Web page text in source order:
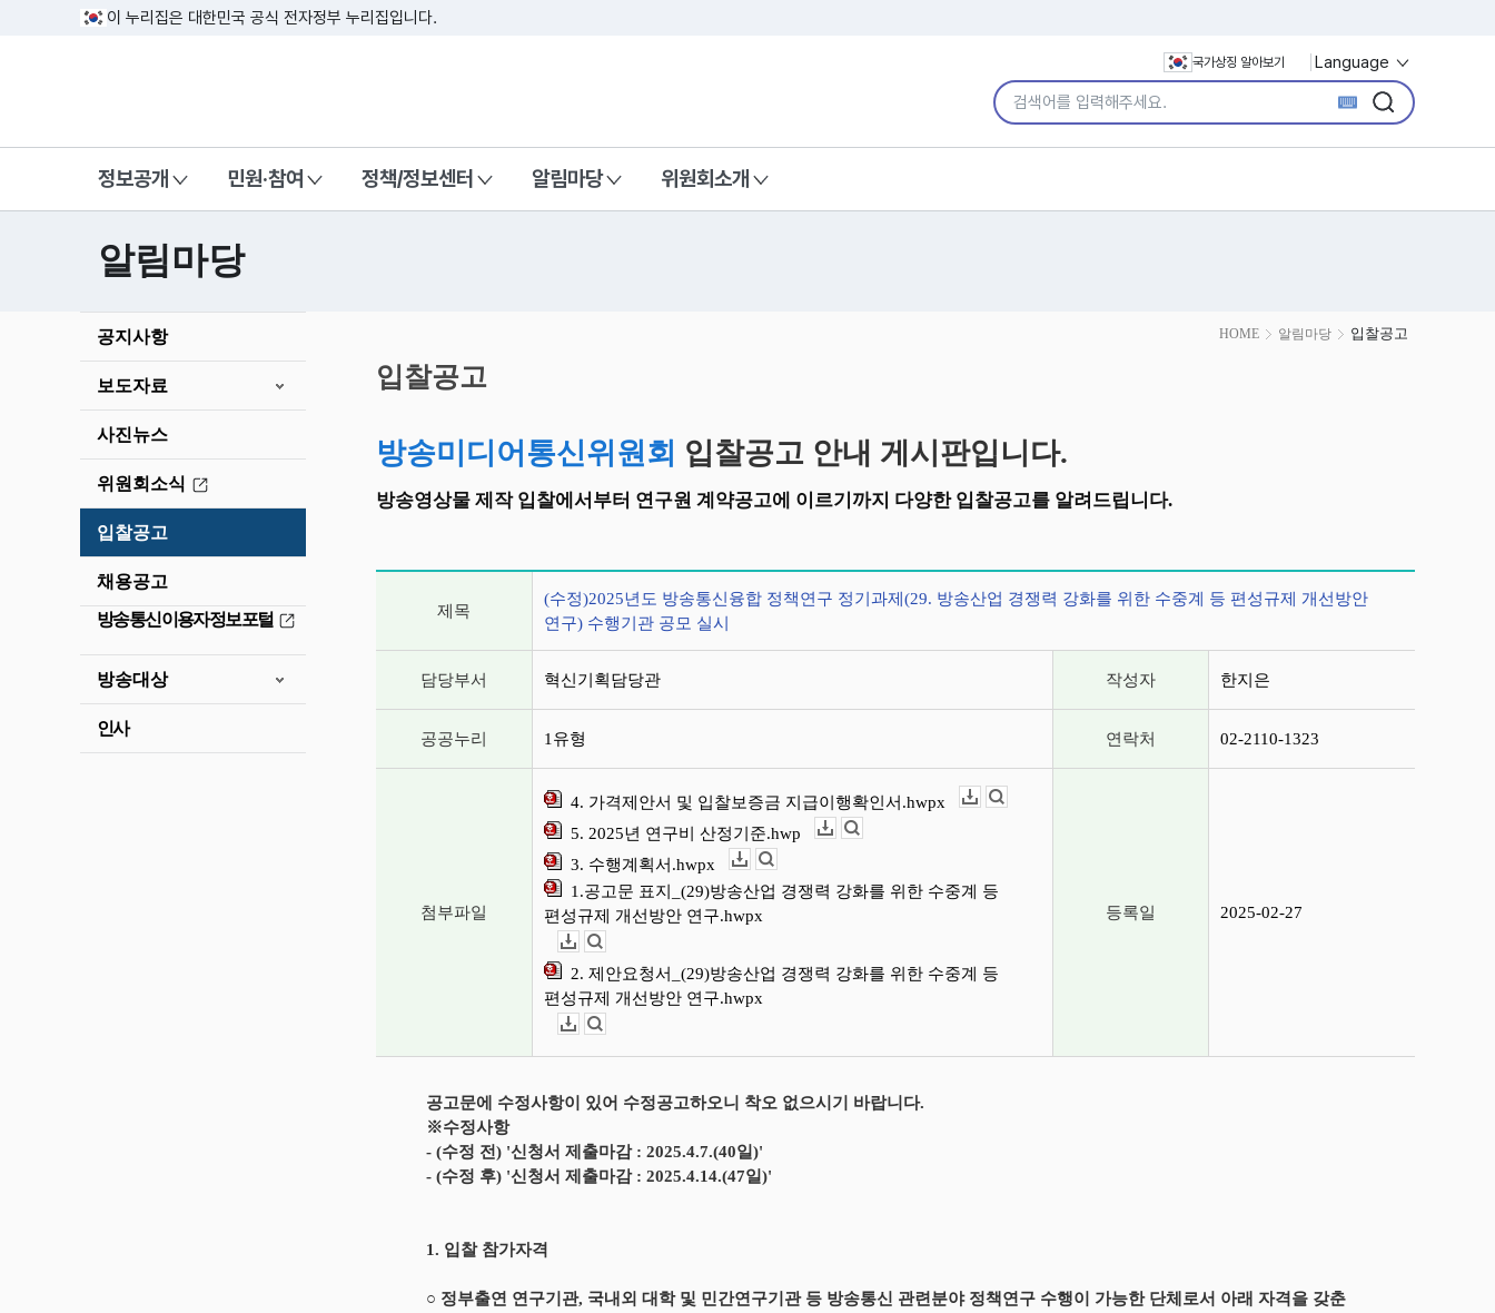
이 누리집은 대한민국 공식 전자정부 누리집입니다.
국가상징 알아보기 Language
통합검색어 입력
검색
검색
정보공개 민원·참여 정책/정보센터 알림마당 위원회소개
알림마당
공지사항
보도자료
사진뉴스
위원회소식
입찰공고
채용공고
방송통신이용자정보포털
방송대상
인사
HOME 알림마당 입찰공고
시
작
입찰공고
방송미디어통신위원회 입찰공고 안내 게시판입니다.
방송영상물 제작 입찰에서부터 연구원 계약공고에 이르기까지 다양한 입찰공고를 알려드립니다.
제목
(수정)2025년도 방송통신융합 정책연구 정기과제(29. 방송산업 경쟁력 강화를 위한 수중계 등 편성규제 개선방안
연구) 수행기관 공모 실시
담당부서 혁신기획담당관 작성자 한지은
공공누리 1유형 연락처 02-2110-1323
첨부파일
4. 가격제안서 및 입찰보증금 지급이행확인서.hwpx
5. 2025년 연구비 산정기준.hwp
3. 수행계획서.hwpx
1.공고문 표지_(29)방송산업 경쟁력 강화를 위한 수중계 등
편성규제 개선방안 연구.hwpx
2. 제안요청서_(29)방송산업 경쟁력 강화를 위한 수중계 등
편성규제 개선방안 연구.hwpx
등록일 2025-02-27
공고문에 수정사항이 있어 수정공고하오니 착오 없으시기 바랍니다.
※수정사항
- (수정 전) '신청서 제출마감 : 2025.4.7.(40일)'
- (수정 후) '신청서 제출마감 : 2025.4.14.(47일)'
1. 입찰 참가자격
○ 정부출연 연구기관, 국내외 대학 및 민간연구기관 등 방송통신 관련분야 정책연구 수행이 가능한 단체로서 아래 자격을 갖춘